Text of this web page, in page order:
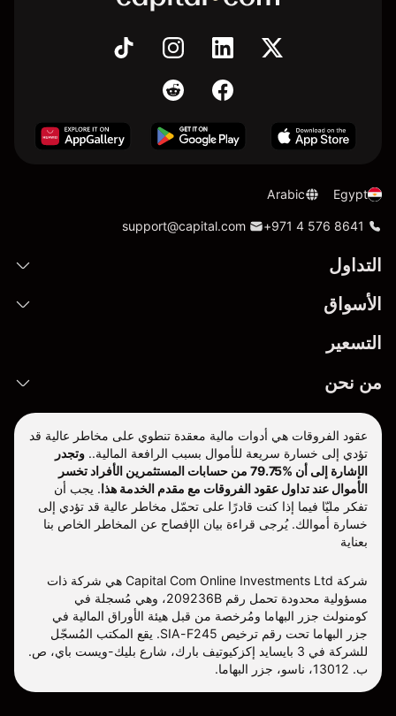
Egypt
Arabic
+971 4 576 8641
support@capital.com
التداول
الأسواق
التسعير
من نحن
عقود الفروقات هي أدوات مالية معقدة تنطوي على مخاطر عالية قد
تؤدي إلى خسارة سريعة للأموال بسبب الرافعة المالية.. وتجدر
الإشارة إلى أن %79.75 من حسابات المستثمرين الأفراد تخسر
الأموال عند تداول عقود الفروقات مع مقدم الخدمة هذا. يجب أن
تفكر مليّا فيما إذا كنت قادرًا على تحمّل مخاطر عالية قد تؤدي إلى
خسارة أموالك. يُرجى قراءة بيان الإفصاح عن المخاطر الخاص بنا
بعناية
شركة Capital Com Online Investments Ltd هي شركة ذات
مسؤولية محدودة تحمل رقم 209236B، وهي مُسجلة في
كومنولث جزر البهاما ومُرخصة من قبل هيئة الأوراق المالية في
جزر البهاما تحت رقم ترخيص SIA-F245. يقع المكتب المُسجّل
للشركة في 3 بايسايد إكزكيوتيف بارك، شارع بليك-ويست باي، ص.
ب. 13012، ناسو، جزر البهاما.